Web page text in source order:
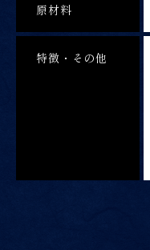
原材料
特徴・その他